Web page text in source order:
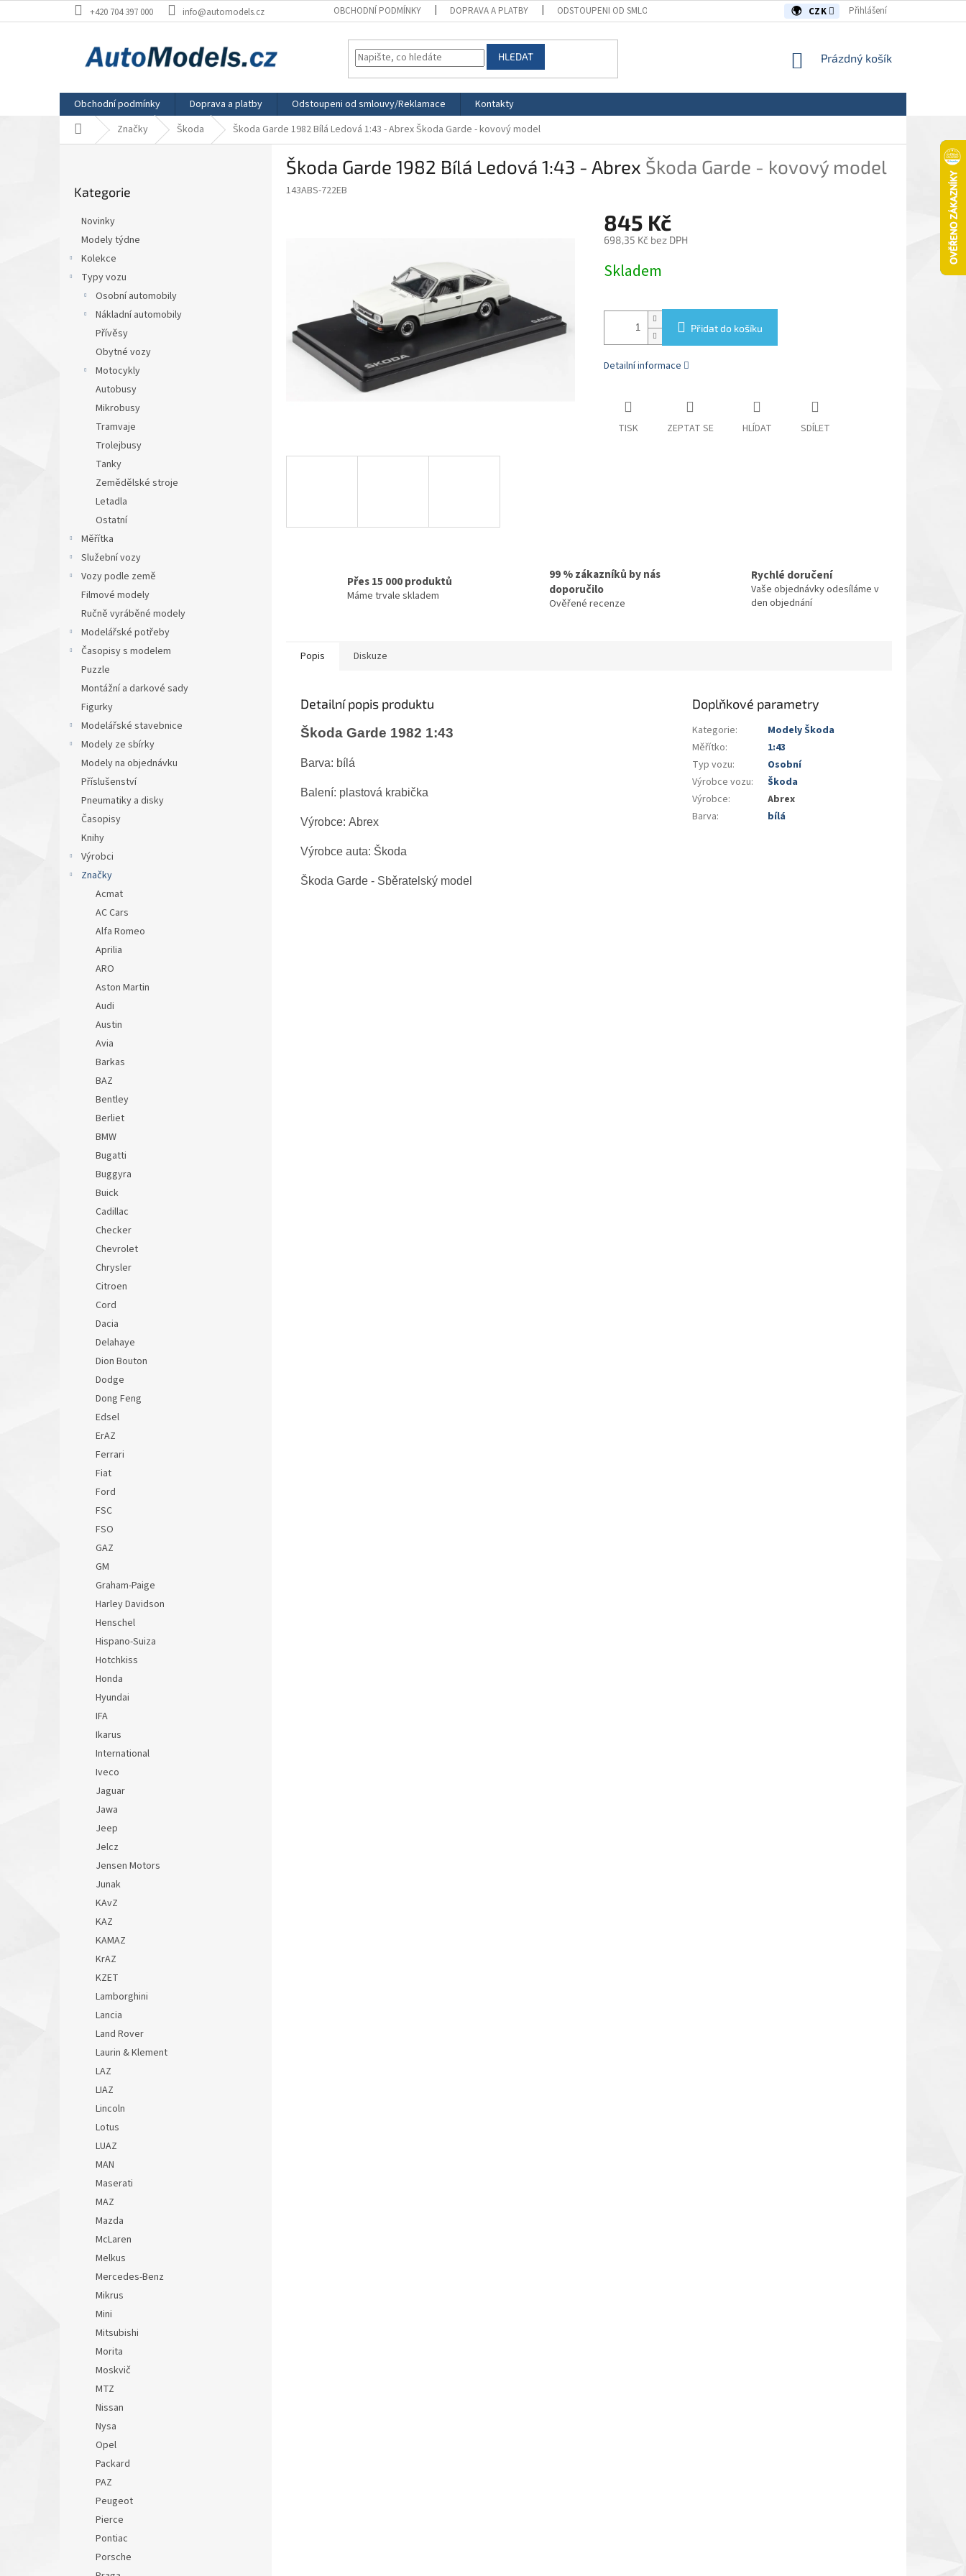
na
+420 704 397 000 info@automodels.cz OBCHODNÍ PODMÍNKY DOPRAVA A PLATBY ODSTOUPENI OD SMLOUVY/REKLAMACE CZK Přihlášení
HLEDAT
NÁKUPNÍ
Prázdný košík
Obchodní podmínky Doprava a platby Odstoupeni od smlouvy/Reklamace
Kontakty
Domů Značky Škoda Škoda Garde 1982 Bílá Ledová 1:43 - AbrexŠkoda Garde - kovový model
kategorie
Kategorie
Novinky
Modely týdne
Kolekce
Typy vozu
Osobní automobily
Nákladní automobily
Přívěsy
Obytné vozy
Motocykly
Autobusy
Mikrobusy
Tramvaje
Trolejbusy
Tanky
Zemědělské stroje
Letadla
Ostatní
Měřítka
Služební vozy
Vozy podle země
Filmové modely
Ručně vyráběné modely
Modelářské potřeby
Časopisy s modelem
Puzzle
Montážní a darkové sady
Figurky
Modelářské stavebnice
Modely ze sbírky
Modely na objednávku
Příslušenství
Pneumatiky a disky
Časopisy
Knihy
Výrobci
Značky
Acmat
AC Cars
Alfa Romeo
Aprilia
ARO
Aston Martin
Audi
Austin
Avia
Barkas
BAZ
Bentley
Berliet
BMW
Bugatti
Buggyra
Buick
Cadillac
Checker
Chevrolet
Chrysler
Citroen
Cord
Dacia
Delahaye
Dion Bouton
Dodge
Dong Feng
Edsel
ErAZ
Ferrari
Fiat
Ford
FSC
FSO
GAZ
GM
Graham-Paige
Harley Davidson
Henschel
Hispano-Suiza
Hotchkiss
Honda
Hyundai
IFA
Ikarus
International
Iveco
Jaguar
Jawa
Jeep
Jelcz
Jensen Motors
Junak
KAvZ
KAZ
KAMAZ
KrAZ
KZET
Lamborghini
Lancia
Land Rover
Laurin & Klement
LAZ
LIAZ
Lincoln
Lotus
LUAZ
MAN
Maserati
MAZ
Mazda
McLaren
Melkus
Mercedes-Benz
Mikrus
Mini
Mitsubishi
Morita
Moskvič
MTZ
Nissan
Nysa
Opel
Packard
PAZ
Peugeot
Pierce
Pontiac
Porsche
Škoda Garde 1982 Bílá Ledová 1:43 - Abrex Škoda Garde - kovový model
143ABS-722EB
845 Kč
698,35 Kč bez DPH
cena:
Skladem
Přidat do košíku
Detailní informace
TISK ZEPTAT SE HLÍDAT SDÍLET
Přes 15 000 produktů
Máme trvale skladem
99 % zákazníků by nás
doporučilo
Ověřené recenze
Rychlé doručení
Vaše objednávky odesíláme v
den objednání
Popis Diskuze
Detailní popis produktu
Škoda Garde 1982 1:43
Barva: bílá
Balení: plastová krabička
Výrobce: Abrex
Výrobce auta: Škoda
Škoda Garde - Sběratelský model
Doplňkové parametry
Kategorie:
Modely Škoda
Měřítko:
1:43
Typ vozu:
Osobní
Výrobce vozu:
Škoda
Výrobce:
Abrex
Barva: bílá